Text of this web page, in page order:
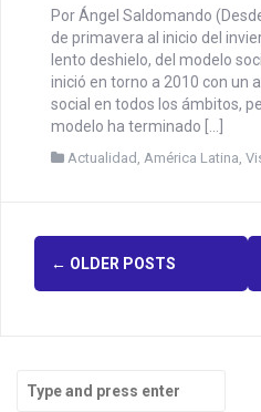
Por Ángel Saldomando
de primavera al inicio del
lento deshielo, del modelo
inició en torno a 2010 con un
social en todos los ámbitos,
modelo ha terminado […]
Actualidad América Latina
P
t
← OLDER POSTS